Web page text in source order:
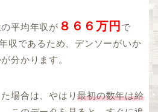
平均年収が ８６６万円 で
収であるため、デンソーがいか
分かります。
場合は、やはり最初の数年は給